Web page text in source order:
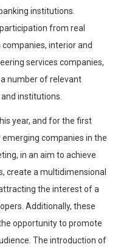
institutions.
from real
interior and
services companies,
number of relevant
institutions.
year, and for the first
companies in the
in an aim to achieve
create a multidimensional
the interest of a
Additionally, these
opportunity to promote
The introduction of